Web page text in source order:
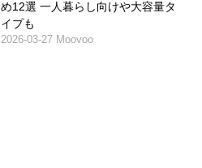
め12選 一人暮らし向けや大容量タ
イプも
2026-03-27 Moovoo